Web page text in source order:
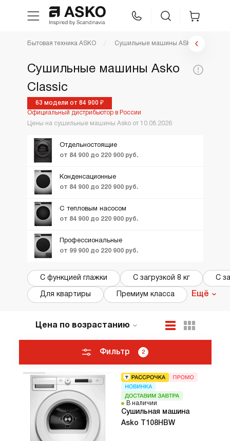
Техника для кухни
Уход за бельем
Asko Professional
Аксессуары
Шоу-рум
Бытовая техника ASKO Сушильные машины ASKO
Сушильные машины Asko
Classic
63 модели от 84 900 ₽
Официальный дистрибьютор в России
Цены на сушильные машины Asko от 10.08.2026
Отдельностоящие
от 84 900 до 220 900 руб.
Конденсационные
от 84 900 до 220 900 руб.
С тепловым насосом
от 84 900 до 220 900 руб.
Профессиональные
от 99 900 до 220 900 руб.
С функцией глажки С загрузкой 8 кг С
Для квартиры Премиум класса Ещё
Фильтр сушильные машины
Цена по возрастанию
По популярности
ТОП лучших
Акции и Скидки
Цена,
руб:
83900
Ещё фильтры 2 Вид
Цена по возрастанию
По популярности
ТОП лучших
Акции и Скидки
Фильтр 2
В наличии
Cушильная машина
Asko T108HBW